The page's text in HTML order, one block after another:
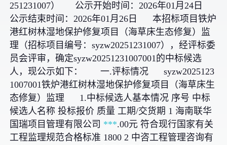
251231007） 公示开始时间：2026年01月24日
公示结束时间：2026年01月26日 本招标项目铁炉
港红树林湿地保护修复项目（海草床生态修复）监
理（招标项目编号：syzw20251231007），经评标委
员会评审，确定syzw20251231007001的中标候选
人，现公示如下： 一.评标情况 syzw2025123
1007001铁炉港红树林湿地保护修复项目（海草床生
态修复）监理 1.中标候选人基本情况 序号 中标
候选人名称 投标报价 质量 工期/交货期 1 海南联华
国瑞项目管理有限公司 ***.00元 符合现行国家有关
工程监理规范合格标准 1800 2 中咨工程管理咨询有